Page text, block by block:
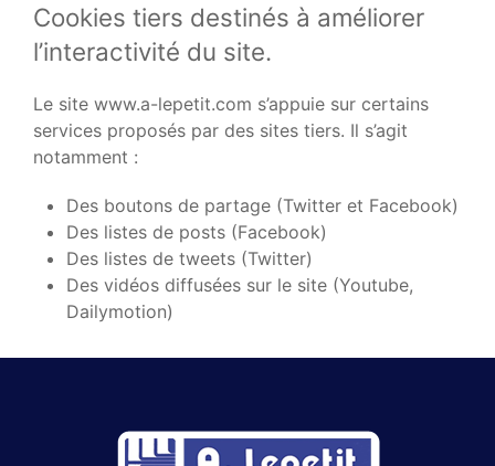
Cookies tiers destinés à améliorer
l’interactivité du site.
Le site www.a-lepetit.com s’appuie sur certains
services proposés par des sites tiers. Il s’agit
notamment :
Des boutons de partage (Twitter et Facebook)
Des listes de posts (Facebook)
Des listes de tweets (Twitter)
Des vidéos diffusées sur le site (Youtube,
Dailymotion)